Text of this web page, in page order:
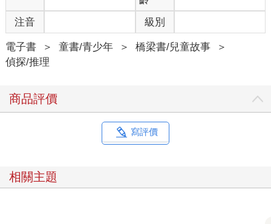
注音
級別
電子書 ＞ 童書/青少年 ＞ 橋梁書/兒童故事
＞
偵探/推理
商品評價
寫評價
相關主題